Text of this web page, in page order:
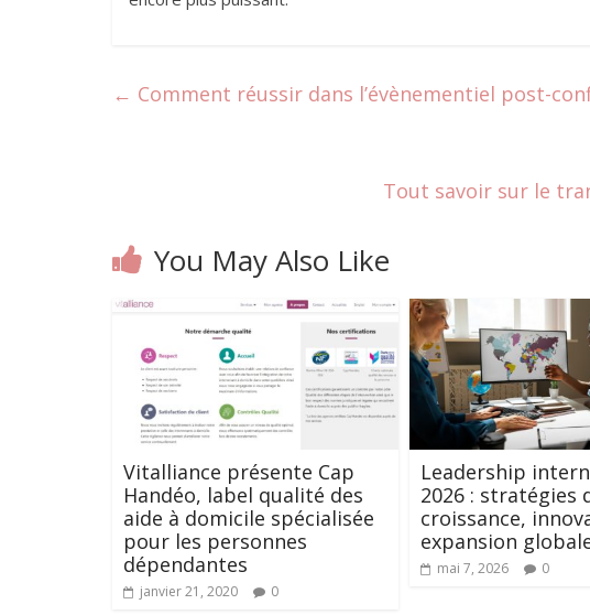
← Comment réussir dans l’évènementiel post-
Tout savoir sur le
You May Also Like
Vitalliance présente Cap
Handéo, label qualité des
aide à domicile spécialisée
pour les personnes
dépendantes
janvier 21, 2020 0
Leadership
2026 : stratégies
croissance,
expansion
mai 7, 2026 0